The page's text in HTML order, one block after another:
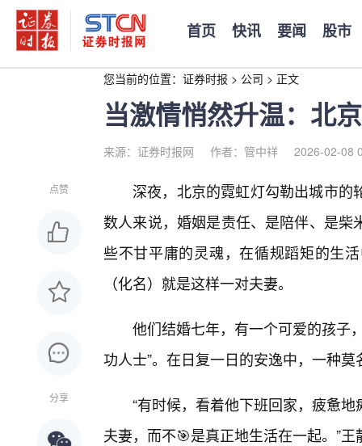
首页 快讯 要闻 股市
您当前的位置： 证券时报 > 公司 > 正文
当激情悄然升温：北
来源：证券时报网 作者：管中祥 2026-02-08
点赞
分享
深夜，北京的霓虹灯勾勒出城市
数人来说，婚姻是责任、是陪伴、是
些不甘平庸的灵魂，在循规蹈矩的生
（化名）就是这样一对夫妻。
他们结婚七年，有一个可爱的孩子
功人士”。在日复一日的安逸中，一种
“有时候，看着他下班回家，疲惫
夫妻，而不🎯是真正地生活在一起。”